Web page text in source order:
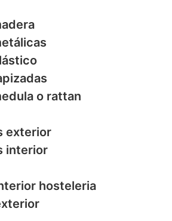
o rattan
exterior
interior
hosteleria